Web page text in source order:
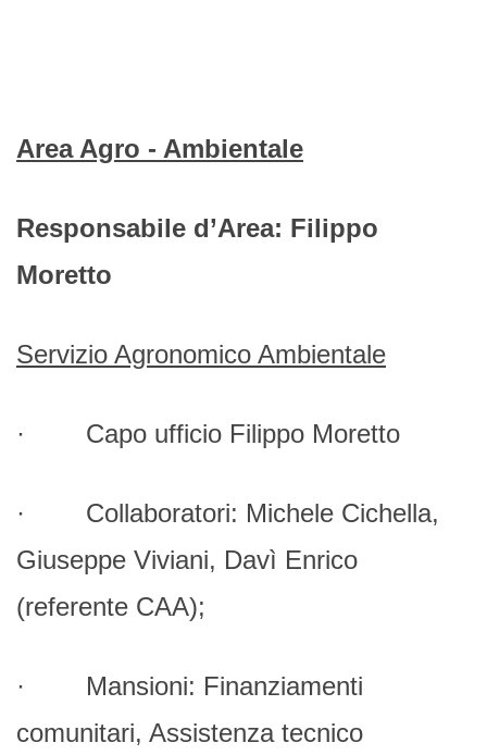
Area Agro - Ambientale
Responsabile d’Area: Filippo
Moretto
Servizio Agronomico Ambientale
· Capo ufficio Filippo Moretto
· Collaboratori: Michele Cichella,
Giuseppe Viviani, Davì Enrico
(referente CAA);
· Mansioni: Finanziamenti
comunitari, Assistenza tecnico